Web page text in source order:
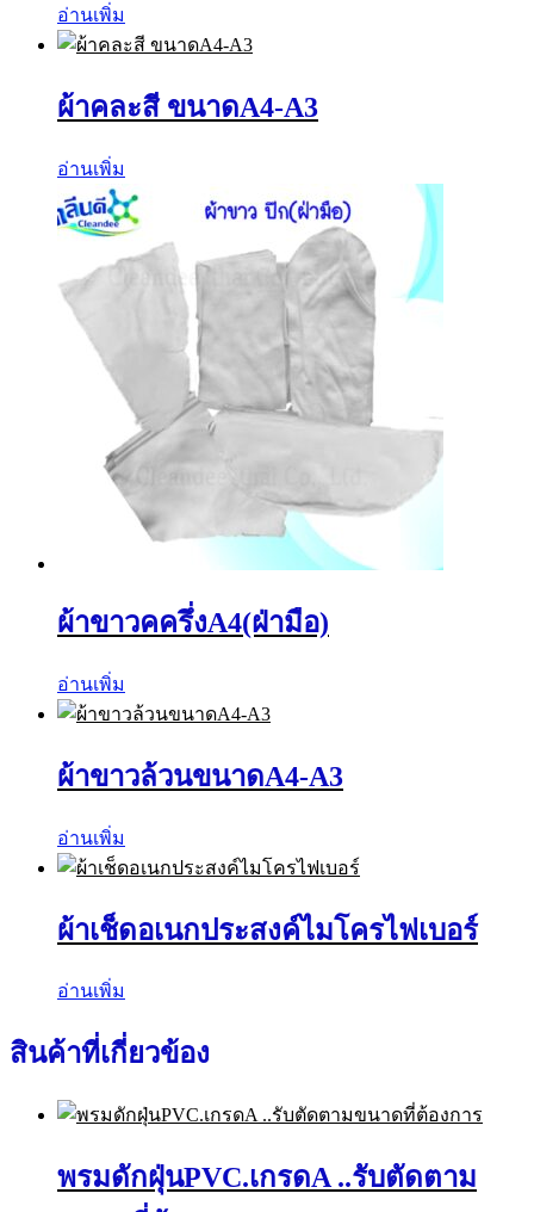
อ่านเพิ่ม
ผ้าคละสี ขนาดA4-A3
อ่านเพิ่ม
ผ้าขาวคครึ่งA4(ฝ่ามือ)
อ่านเพิ่ม
ผ้าขาวล้วนขนาดA4-A3
อ่านเพิ่ม
ผ้าเช็ดอเนกประสงค์ไมโครไฟเบอร์
อ่านเพิ่ม
สินค้าที่เกี่ยวข้อง
พรมดักฝุ่นPVC.เกรดA ..รับตัดตาม